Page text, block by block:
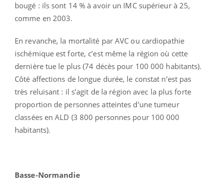
bougé : ils sont 14 % à avoir un IMC supérieur à 25,
comme en 2003.
En revanche, la mortalité par AVC ou cardiopathie
ischémique est forte, c’est même la région où cette
dernière tue le plus (74 décès pour 100 000 habitants).
Côté affections de longue durée, le constat n’est pas
très reluisant : il s’agit de la région avec la plus forte
proportion de personnes atteintes d’une tumeur
classées en ALD (3 800 personnes pour 100 000
habitants).
Basse-Normandie